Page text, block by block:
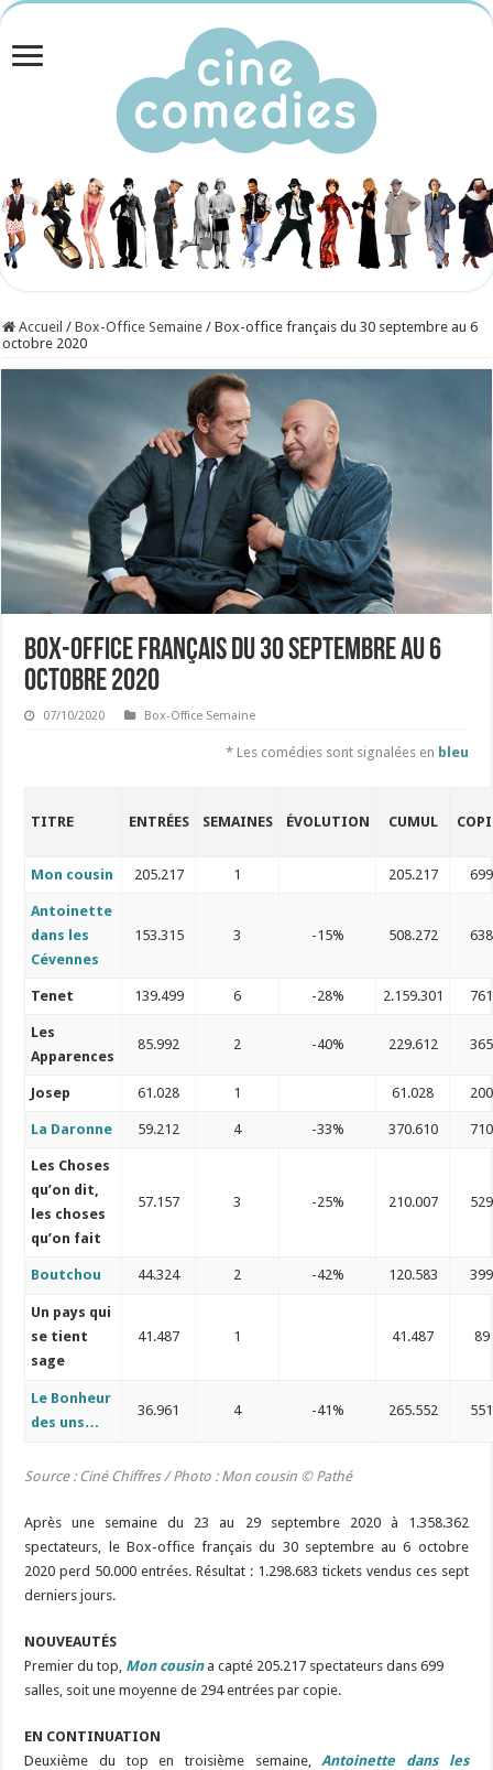
Accueil / Box-Office Semaine / Box-office français du 30 septembre au 6
octobre 2020
Box-office français du 30 septembre au 6
octobre 2020
07/10/2020 Box-Office Semaine
* Les comédies sont signalées en bleu
TITRE ENTRÉES SEMAINES ÉVOLUTION CUMUL
Mon cousin 205.217 1 205.217 699
Antoinette
dans les
Cévennes
153.315 3 -15% 508.272 638
Tenet 139.499 6 -28% 2.159.301 761
Les
Apparences
85.992 2 -40% 229.612 365
Josep 61.028 1 61.028 200
La Daronne 59.212 4 -33% 370.610 710
Les Choses
qu’on dit,
les choses
qu’on fait
57.157 3 -25% 210.007 529
Boutchou 44.324 2 -42% 120.583 399
Un pays qui
se tient
sage
41.487 1 41.487 89
Le Bonheur
des uns…
36.961 4 -41% 265.552 551
Source : Ciné Chiffres / Photo : Mon cousin © Pathé
Après une semaine du 23 au 29 septembre 2020 à 1.358.362
spectateurs, le Box-office français du 30 septembre au 6 octobre
2020 perd 50.000 entrées. Résultat : 1.298.683 tickets vendus ces sept
derniers jours.
NOUVEAUTÉS
Premier du top, Mon cousina capté 205.217 spectateurs dans 699
salles, soit une moyenne de 294 entrées par copie.
EN CONTINUATION
Deuxième du top en troisième semaine,
Antoinette dans les